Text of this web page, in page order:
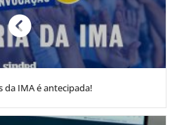
da IMA é antecipada!